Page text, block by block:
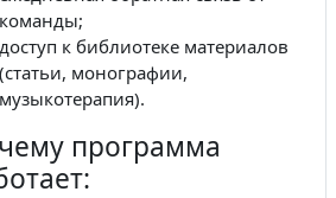
команды;
к библиотеке материалов
(статьи, монографии,
музыкотерапия).
программа